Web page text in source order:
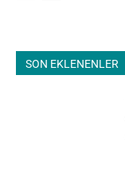
SON EKLENENLER